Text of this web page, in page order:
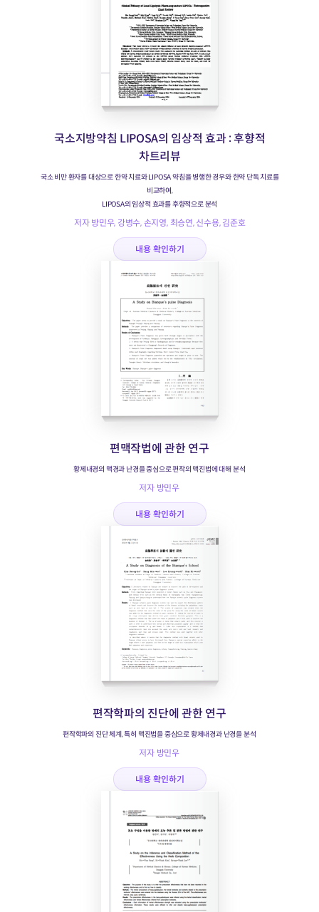
국소지방약침 LIPOSA의 임상적 효과 : 후향적
차트리뷰
국소 비만 환자를 대상으로 한약 치료와 LIPOSA 약침을 병행한 경우와 한약 단독 치료를
비교하여,
LIPOSA의 임상적 효과를 후향적으로 분석
저자 방민우, 강병수, 손지영, 최승연, 신수용, 김준호
내용 확인하기
편맥작법에 관한 연구
황제내경의 맥경과 난경을 중심으로 편작의 맥진법에 대해 분석
저자 방민우
내용 확인하기
편작학파의 진단에 관한 연구
편작학파의 진단 체계, 특히 맥진법을 중심으로 황제내경과 난경을 분석
저자 방민우
내용 확인하기